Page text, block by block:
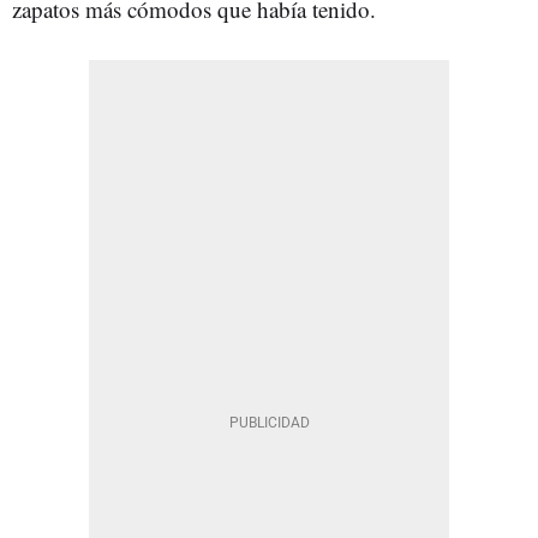
zapatos más cómodos que había tenido.